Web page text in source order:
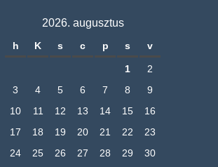
2026. augusztus
h K s c p s v
1
2
3
4 5 6 7 8
9
10
11 12 13 14 15
16
17
18 19 20 21 22
23
24
25 26 27 28 29 30